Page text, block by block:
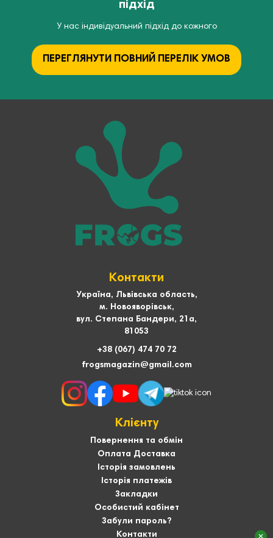
підхід
У нас індивідуальний підхід до кожного
ПЕРЕГЛЯНУТИ ПОВНИЙ ПЕРЕЛІК УМОВ
Контакти
Україна, Львівська область,
м. Новояворівськ,
вул. Степана Бандери, 21а,
81053
+38 (067) 474 70 72
frogsmagazin@gmail.com
Клієнту
Повернення та обмін
Оплата Доставка
Історія замовлень
Історія платежів
Закладки
Особистий кабінет
Забули пароль?
Контакти